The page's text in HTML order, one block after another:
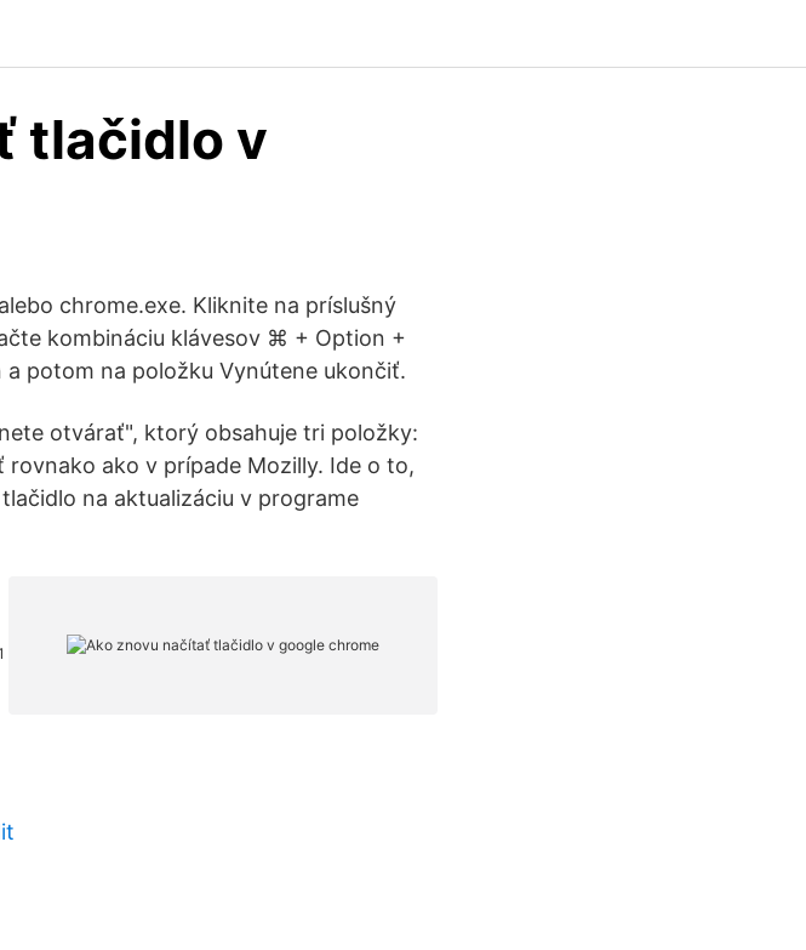
tlačidlo v
chrome.exe. Kliknite na príslušný
kombináciu klávesov ⌘ + Option +
potom na položku Vynútene ukončiť.
otvárať", ktorý obsahuje tri položky:
ako v prípade Mozilly. Ide o to,
na aktualizáciu v programe